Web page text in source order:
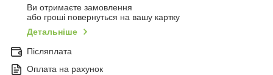
Ви отримаєте замовлення
або гроші повернуться на вашу картку
Детальніше
Післяплата
Оплата на рахунок